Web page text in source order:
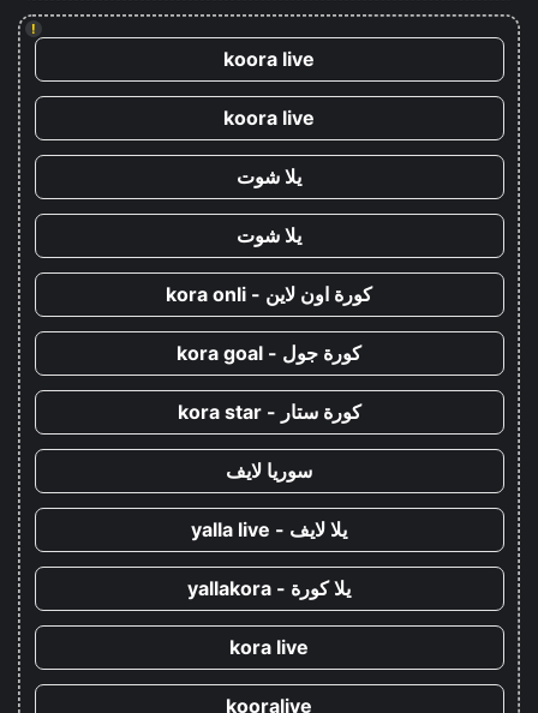
!
koora live
koora live
يلا شوت
يلا شوت
كورة اون لاين - kora onli
كورة جول - kora goal
كورة ستار - kora star
سوريا لايف
يلا لايف - yalla live
يلا كورة - yallakora
kora live
kooralive